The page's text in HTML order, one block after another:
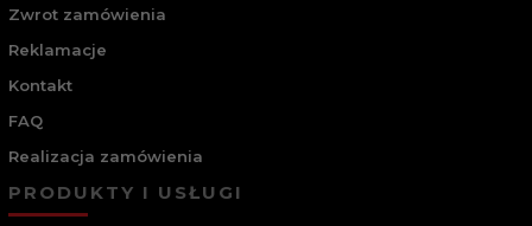
Zwrot zamówienia
Reklamacje
Kontakt
FAQ
Realizacja zamówienia
PRODUKTY I USŁUGI